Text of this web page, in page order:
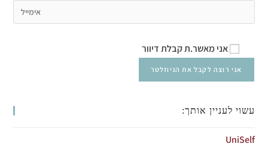
אני מאשר.ת קבלת דיוור
עשוי לעניין אותך:
UniSelf